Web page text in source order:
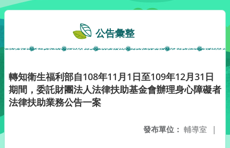
公告彙整
轉知衛生福利部自108年11月1日至109年12月31日
期間，委託財團法人法律扶助基金會辦理身心障礙者
法律扶助業務公告一案
發布單位： 輔導室 |